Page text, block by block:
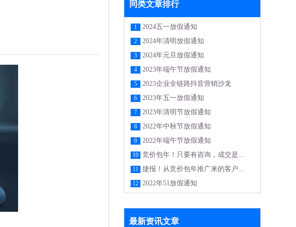
同类文章排行
1 2024五一放假通知
2 2024年清明放假通知
3 2024年元旦放假通知
4 2023年端午节放假通知
5 2023企业全链路抖音营销沙龙
6 2023年五一放假通知
7 2023年清明节放假通知
8 2022年中秋节放假通知
9 2022年端午节放假通知
10 竞价包年！只要有咨询，成交是...
11 捷报！从竞价包年推广来的客户...
12 2022年51放假通知
最新资讯文章